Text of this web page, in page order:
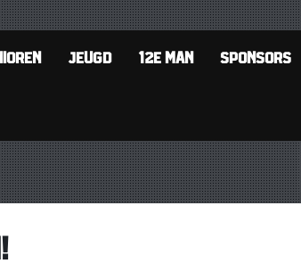
JEUGD 12E MAN SPONSORS